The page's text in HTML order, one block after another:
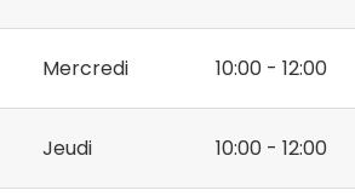
Mercredi 10:00 - 12:00
Jeudi 10:00 - 12:00